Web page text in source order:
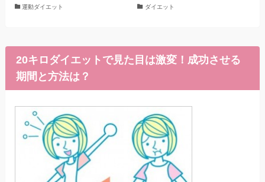
運動ダイエット ダイエット
20キロダイエットで見た目は激変！成功させる
期間と方法は？